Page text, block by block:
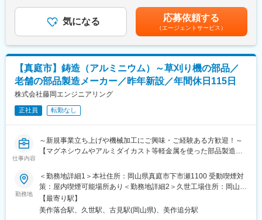
・施工、工程、安全、品質、現場管理
・施工図面の作図、チェック／訂正業務、積算業務
・実務設計以降のプロセスマネジメント
■出張について：
・全国各地への出張あり
・1案件あたり平均受注高3～5千万円、工期は数週間～数か月程
度
・出張時の各種費用・手当支給、 ウィークリーマンションの手配
あり（会社負担）
■当社の国内トップシェア実績：
◎構造用集成材の国内シェア18％（2017年農林水産省調査資料）
◎CLTの国内シェア77％（2017年農林水産省調査資料）
■当社の魅力：
（1）集成材・CLT ・木質ペレットのシェア日本一
◇国産集成材の20％弱のシェアを誇り、日本の戸建て住宅の12軒
昨年実績6ヵ月分賃金はあくまでも目安の金額であり、選考を通じ
て上下する可能性があります。月給(月額)は固定手当を含めた表記
です。
気になる 応募依頼する
（エージェントサービス）
【真庭市】鋳造（アルミニウム）～草刈り機の部品／
老舗の部品製造メーカー／昨年新設／年間休日115日
株式会社藤岡エンジニアリング
正社員 転勤なし
仕事内容
～新規事業立ち上げや機械加工にご興味・ご経験ある方歓迎！～
【マグネシウムやアルミダイカスト等軽金属を使った部品製造メ
／年間休日115日／育休・産休取得実績有】
■募集背景
更なる事業拡大に向け、2024年にアルミニウムの鋳造を内製化す
るべく事業が立ち上がり、今回はそのアルミニウムの（草刈り機
勤務地
＜勤務地詳細1＞本社住所：岡山県真庭市下市瀬1100 受動喫煙対
策：屋内喫煙可能場所あり＜勤務地詳細2＞久世工場住所：岡山県
真庭市三崎860-4 受動喫煙対策：屋内全面禁煙
【最寄り駅】
美作落合駅、久世駅、古見駅(岡山県)、美作追分駅